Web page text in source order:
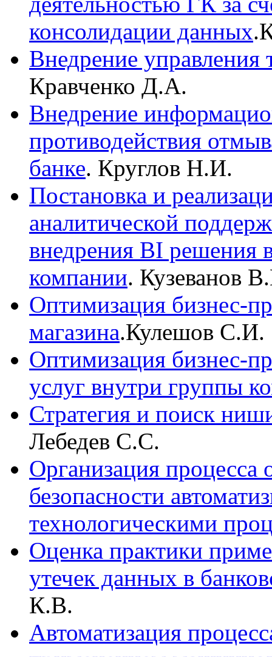
консолидации данных
Внедрение управления
Кравченко Д.А.
Внедрение
противодействия
банке. Круглов Н.И.
Постановка и
аналитической
внедрения BI решения
компании. Кузеванов
Оптимизация бизнес-
магазина.Кулешов С.И.
Оптимизация бизнес-
услуг внутри группы
Стратегия и поиск
Лебедев С.С.
Организация
безопасности
технологическими
Оценка практики
утечек данных в
К.В.
Автоматизация